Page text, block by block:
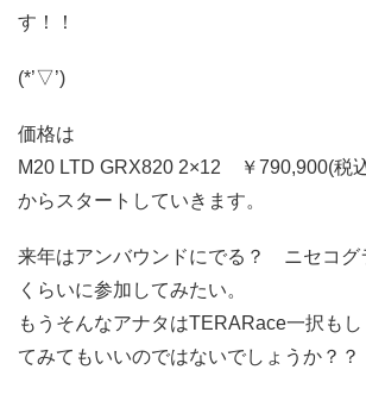
す！！
(*’▽’)
価格は
M20 LTD GRX820 2×12 ￥790,900(税
からスタートしていきます。
来年はアンバウンドにでる？ ニセコグ
くらいに参加してみたい。
もうそんなアナタはTERARace一択も
てみてもいいのではないでしょうか？？